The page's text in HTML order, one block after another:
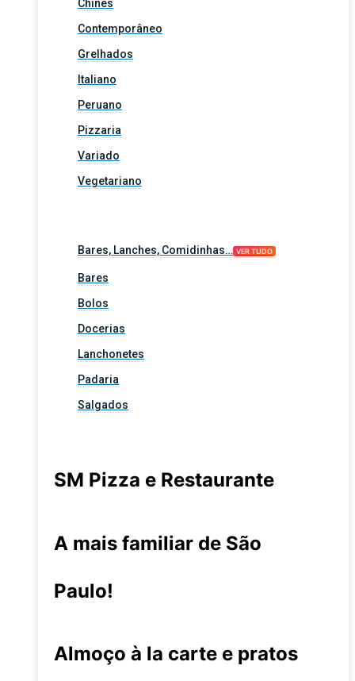
Chinês
Contemporâneo
Grelhados
Italiano
Peruano
Pizzaria
Variado
Vegetariano
Bares, Lanches, Comidinhas… VER TUDO
Bares
Bolos
Docerias
Lanchonetes
Padaria
Salgados
SM Pizza e Restaurante
A mais familiar de São
Paulo!
Almoço à la carte e pratos